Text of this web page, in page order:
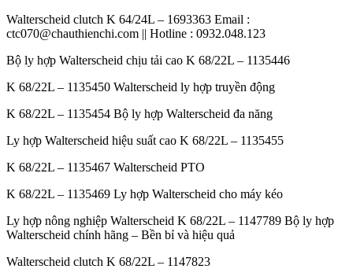
Walterscheid clutch K 64/24L – 1693363 Email :
ctc070@chauthienchi.com || Hotline : 0932.048.123
Bộ ly hợp Walterscheid chịu tải cao K 68/22L – 1135446
K 68/22L – 1135450 Walterscheid ly hợp truyền động
K 68/22L – 1135454 Bộ ly hợp Walterscheid đa năng
Ly hợp Walterscheid hiệu suất cao K 68/22L – 1135455
K 68/22L – 1135467 Walterscheid PTO
K 68/22L – 1135469 Ly hợp Walterscheid cho máy kéo
Ly hợp nông nghiệp Walterscheid K 68/22L – 1147789 Bộ ly hợp
Walterscheid chính hãng – Bền bỉ và hiệu quả
Walterscheid clutch K 68/22L – 1147823